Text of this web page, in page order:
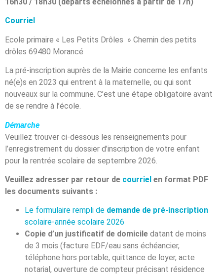
Courriel
Ecole primaire « Les Petits Drôles » Chemin des petits
drôles 69480 Morancé
La pré-inscription auprès de la Mairie concerne les enfants
né(e)s en 2023 qui entrent à la maternelle, ou qui sont
nouveaux sur la commune. C’est une étape obligatoire avant
de se rendre à l’école.
Démarche
Veuillez trouver ci-dessous les renseignements pour
l’enregistrement du dossier d’inscription de votre enfant
pour la rentrée scolaire de septembre 2026.
Veuillez adresser par retour de courriel en format PDF
les documents suivants :
Le formulaire rempli de demande de pré-inscription
scolaire-année scolaire 2026
Copie d’un justificatif de domicile datant de moins
de 3 mois (facture EDF/eau sans échéancier,
téléphone hors portable, quittance de loyer, acte
notarial, ouverture de compteur précisant résidence